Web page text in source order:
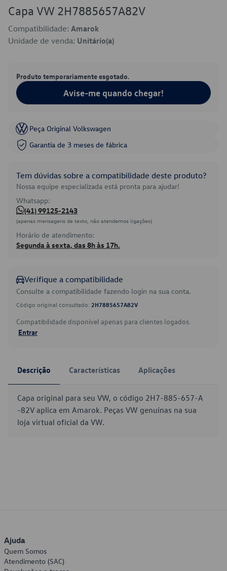
Capa VW 2H7885657A82V
Compatibilidade: Amarok
Unidade de venda: Unitário(a)
Produto temporariamente esgotado.
Avise-me quando chegar!
Peça Original Volkswagen
Garantia de 3 meses de fábrica
Tem dúvidas sobre a compatibilidade deste produto?
Nossa equipe especializada está pronta para ajudar!
Whatsapp:
(41) 99125-2143
(apenas mensagens de texto, não atendemos ligações)
Horário de atendimento:
Segunda à sexta, das 8h às 17h.
Verifique a compatibilidade
Consulte a compatibilidade fazendo login na sua conta.
Código original consultado: 2H7885657A82V
Compatibilidade disponível apenas para clientes logados.
Entrar
Descrição Características Aplicações
Capa original para seu VW, o código 2H7-885-657-A
-82V aplica em Amarok. Peças VW genuínas na sua
loja virtual oficial da VW.
Ajuda
Quem Somos
Atendimento (SAC)